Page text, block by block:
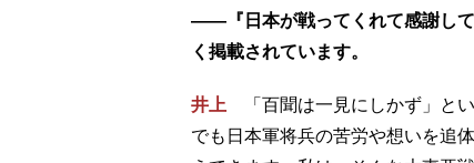
――『日本が戦ってくれて感謝し
く掲載されています。
井上 「百聞は一見にしかず」と
でも日本軍将兵の苦労や想いを追